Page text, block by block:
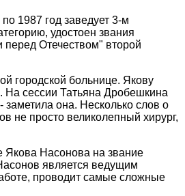
1987 год заведует 3-м
удостоен звания
перед Отечеством" второй
городской больнице. Якову
На сессии Татьяна Дробешкина
заметила она. Несколько слов о
не просто великолепный хирург,
Якова Насонова на звание
является ведущим
проводит самые сложные